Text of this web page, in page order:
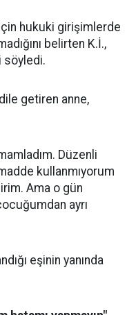
hukuki girişimlerde
belirten K.İ.,
söyledi.
getiren anne,
Düzenli
kullanmıyorum
Ama o gün
ayrı
eşinin yanında